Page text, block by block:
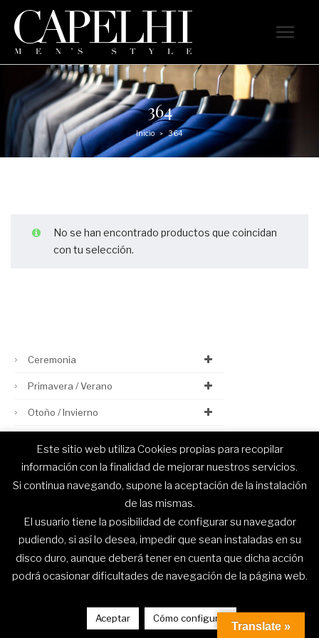
364
Inicio > 364
No se han encontrado productos que coincidan
con tu selección.
Ceremonia
Primavera / Verano
Otoño / Invierno
© Capelhi 2020. Todos los derechos reservados.
Este sitio web utiliza Cookies propias para recopilar
información con la finalidad de mejorar nuestros servicios.
Si continua navegando, supone la aceptación de la instalación
de las mismas.
El usuario tiene la posibilidad de configurar su navegador
pudiendo, si así lo desea, impedir que sean instaladas en su
disco duro, aunque deberá tener en cuenta que dicha acción
podrá ocasionar dificultades de navegación de la página web.
Aceptar Cómo configurar
Translate »